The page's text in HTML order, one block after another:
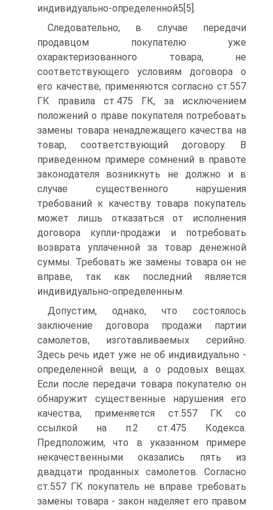
индивидуально-определенной5[5].
Следовательно, в случае передачи
продавцом покупателю уже
охарактеризованного товара, не
соответствующего условиям договора о
его качестве, применяются согласно ст.557
ГК правила ст.475 ГК, за исключением
положений о праве покупателя потребовать
замены товара ненадлежащего качества на
товар, соответствующий договору. В
приведенном примере сомнений в правоте
законодателя возникнуть не должно и в
случае существенного нарушения
требований к качеству товара покупатель
может лишь отказаться от исполнения
договора купли-продажи и потребовать
возврата уплаченной за товар денежной
суммы. Требовать же замены товара он не
вправе, так как последний является
индивидуально-определенным.
Допустим, однако, что состоялось
заключение договора продажи партии
самолетов, изготавливаемых серийно.
Здесь речь идет уже не об индивидуально -
определенной вещи, а о родовых вещах.
Если после передачи товара покупателю он
обнаружит существенные нарушения его
качества, применяется ст.557 ГК со
ссылкой на п.2 ст.475 Кодекса.
Предположим, что в указанном примере
некачественными оказались пять из
двадцати проданных самолетов. Согласно
ст.557 ГК покупатель не вправе требовать
замены товара - закон наделяет его правом